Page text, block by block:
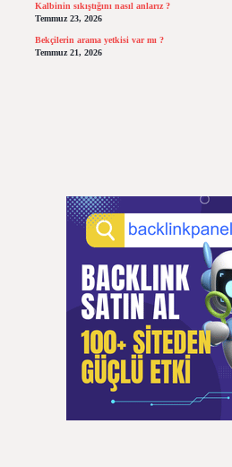
Kalbinin sıkıştığını nasıl anlarız ?
Temmuz 23, 2026
Bekçilerin arama yetkisi var mı ?
Temmuz 21, 2026